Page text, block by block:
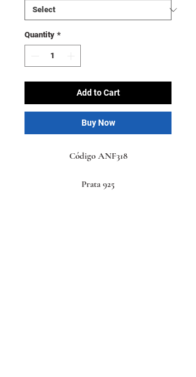
Quantity *
Add to Cart
Buy Now
Código ANF318
Prata 925